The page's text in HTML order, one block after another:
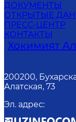
ДОКУМЕНТЫ
ОТКРЫТЫЕ
ПРЕСС-ЦЕНТР
КОНТАКТЫ
Хокимият
200200,
Алатская, 73
Эл. адрес: